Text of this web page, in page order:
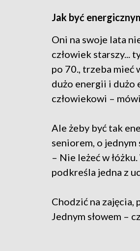
Jak być
Oni na swoje lata
człowiek starszy...
po 70., trzeba mieć
dużo energii i dużo
człowiekowi –
Ale żeby być tak
seniorem, o
– Nie leżeć w
podkreśla jedna z
Chodzić na zajęcia,
Jednym słowem –